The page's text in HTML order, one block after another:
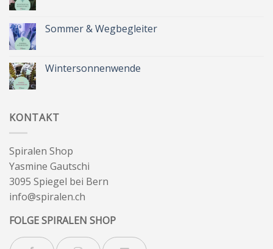
Zeit
für
Sommer & Wegbegleiter
Sommer
&
Wintersonnenwende
KONTAKT
Spiralen Shop
Yasmine Gautschi
3095 Spiegel bei Bern
info@spiralen.ch
FOLGE SPIRALEN SHOP